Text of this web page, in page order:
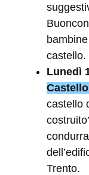
castello.
Lunedì
castello
Trento.